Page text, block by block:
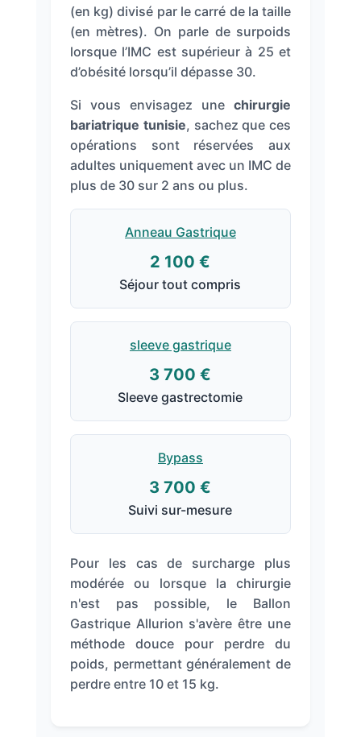
(en kg) divisé par le carré de la taille
(en mètres). On parle de surpoids
lorsque l’IMC est supérieur à 25 et
d’obésité lorsqu’il dépasse 30.
Si vous envisagez unechirurgie
bariatrique tunisie, sachez que ces
opérations sont réservées aux
adultes uniquement avec un IMC de
plus de 30 sur 2 ans ou plus.
Anneau Gastrique
2 100 €
Séjour tout compris
sleeve gastrique
3 700 €
Sleeve gastrectomie
Bypass
3 700 €
Suivi sur-mesure
Pour les cas de surcharge plus
modérée ou lorsque la chirurgie
n'est pas possible, le Ballon
Gastrique Allurion s'avère être une
méthode douce pour perdre du
poids, permettant généralement de
perdre entre 10 et 15 kg.